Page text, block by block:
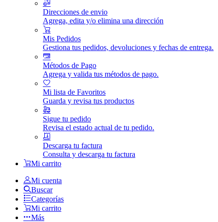
Direcciones de envio
Agrega, edita y/o elimina una dirección
Mis Pedidos
Gestiona tus pedidos, devoluciones y fechas de entrega.
Métodos de Pago
Agrega y valida tus métodos de pago.
Mi lista de Favoritos
Guarda y revisa tus productos
Sigue tu pedido
Revisa el estado actual de tu pedido.
Descarga tu factura
Consulta y descarga tu factura
Mi carrito
Mi cuenta
Buscar
Categorías
Mi carrito
Más